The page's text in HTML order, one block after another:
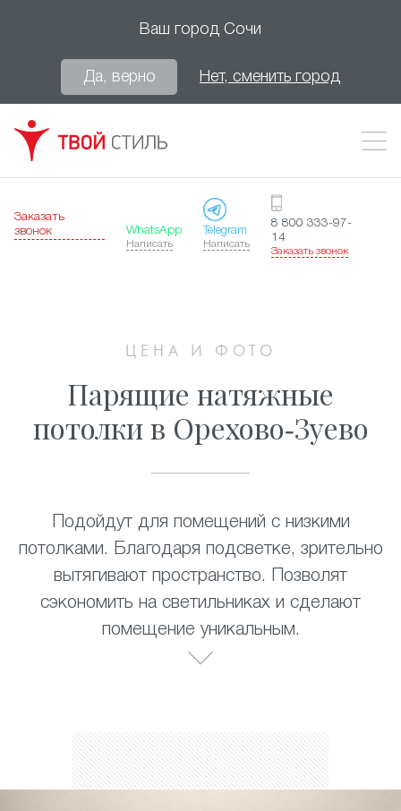
Ваш город Сочи
Да, верно Нет, сменить город
Заказать
звонок
WhatsApp
Написать
Telegram
Написать
8 800 333-97-
14
Заказать звонок
ЦЕНА И ФОТО
Парящие натяжные
потолки в Орехово-Зуево
Подойдут для помещений с низкими
потолками. Благодаря подсветке, зрительно
вытягивают пространство. Позволят
сэкономить на светильниках и сделают
помещение уникальным.